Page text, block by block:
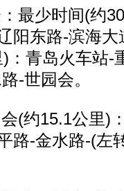
少时间(约30
阳东路-滨海
：青岛火车站-
-世园会。
15.1公里)：
路-金水路-(左